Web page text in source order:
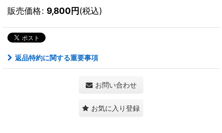
販売価格: 9,800円(税込)
返品特約に関する重要事項
お問い合わせ
お気に入り登録